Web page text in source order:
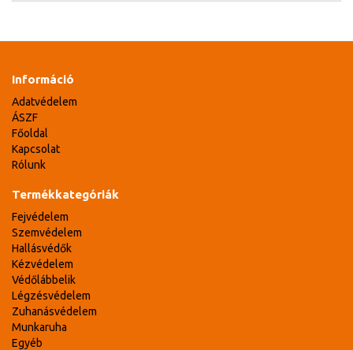
Információ
Adatvédelem
ÁSZF
Főoldal
Kapcsolat
Rólunk
Termékkategóriák
Fejvédelem
Szemvédelem
Hallásvédők
Kézvédelem
Védőlábbelik
Légzésvédelem
Zuhanásvédelem
Munkaruha
Egyéb